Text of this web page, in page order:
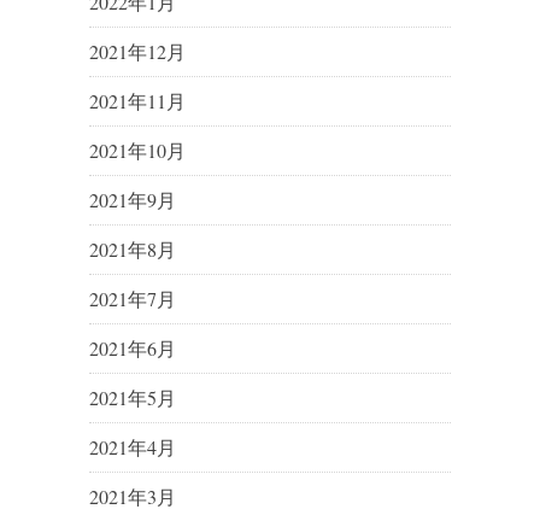
2021年12月
2021年11月
2021年10月
2021年9月
2021年8月
2021年7月
2021年6月
2021年5月
2021年4月
2021年3月